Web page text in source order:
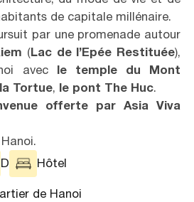
de capitale millénaire.
par une promenade autour
(Lac de l’Epée Restituée),
avec le temple du Mont
Tortue, le pont The Huc.
offerte par Asia Viva
D Hôtel
de Hanoi